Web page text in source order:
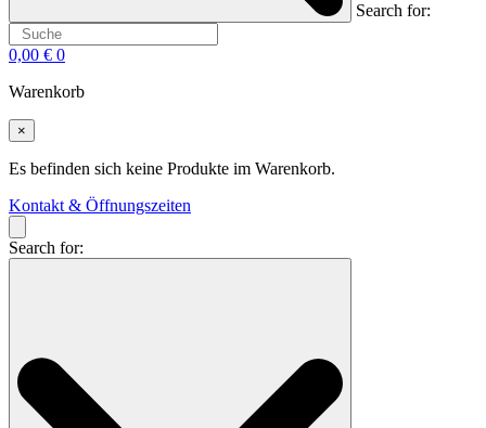
Search for:
0,00 € 0
Warenkorb
×
Es befinden sich keine Produkte im Warenkorb.
Kontakt & Öffnungszeiten
Search for: